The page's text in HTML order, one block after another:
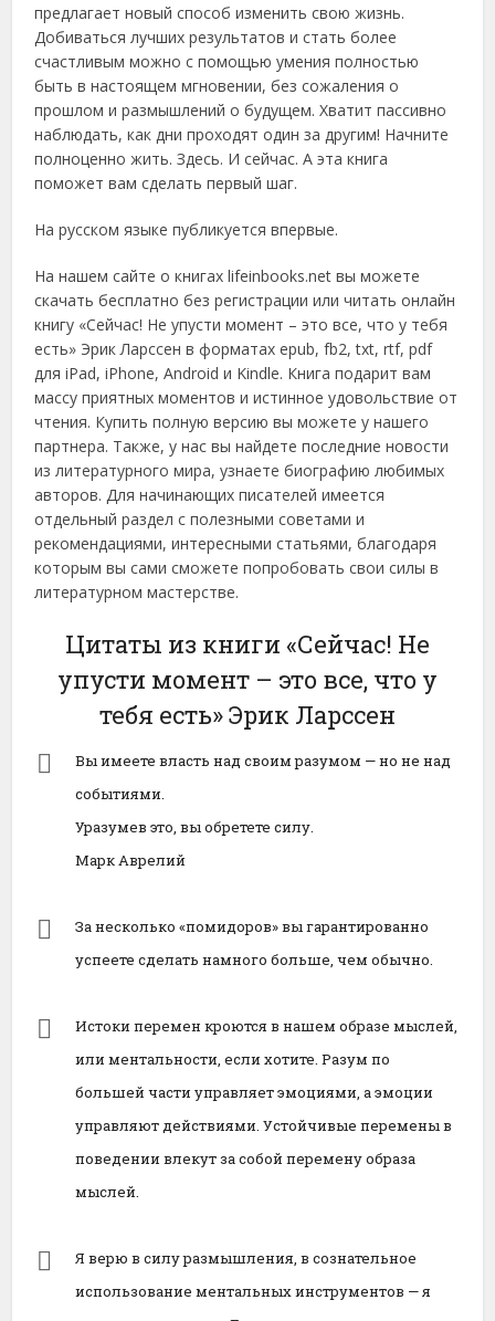
предлагает новый способ изменить свою жизнь.
Добиваться лучших результатов и стать более
счастливым можно с помощью умения полностью
быть в настоящем мгновении, без сожаления о
прошлом и размышлений о будущем. Хватит пассивно
наблюдать, как дни проходят один за другим! Начните
полноценно жить. Здесь. И сейчас. А эта книга
поможет вам сделать первый шаг.
На русском языке публикуется впервые.
На нашем сайте о книгах lifeinbooks.net вы можете
скачать бесплатно без регистрации или читать онлайн
книгу «Сейчас! Не упусти момент – это все, что у тебя
есть» Эрик Ларссен в форматах epub, fb2, txt, rtf, pdf
для iPad, iPhone, Android и Kindle. Книга подарит вам
массу приятных моментов и истинное удовольствие от
чтения. Купить полную версию вы можете у нашего
партнера. Также, у нас вы найдете последние новости
из литературного мира, узнаете биографию любимых
авторов. Для начинающих писателей имеется
отдельный раздел с полезными советами и
рекомендациями, интересными статьями, благодаря
которым вы сами сможете попробовать свои силы в
литературном мастерстве.
Цитаты из книги «Сейчас! Не
упусти момент – это все, что у
тебя есть» Эрик Ларссен
Вы имеете власть над своим разумом — но не над
событиями.
Уразумев это, вы обретете силу.
Марк Аврелий
За несколько «помидоров» вы гарантированно
успеете сделать намного больше, чем обычно.
Истоки перемен кроются в нашем образе мыслей,
или ментальности, если хотите. Разум по
большей части управляет эмоциями, а эмоции
управляют действиями. Устойчивые перемены в
поведении влекут за собой перемену образа
мыслей.
Я верю в силу размышления, в сознательное
использование ментальных инструментов — я